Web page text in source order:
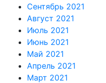
Сентябрь 2021
Август 2021
Июль 2021
Июнь 2021
Май 2021
Апрель 2021
Март 2021